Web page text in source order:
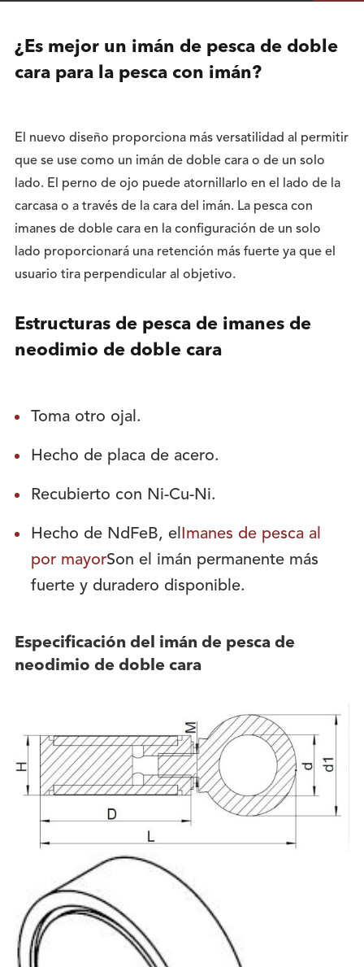
¿Es mejor un imán de pesca de doble
cara para la pesca con imán?
El nuevo diseño proporciona más versatilidad al permitir
que se use como un imán de doble cara o de un solo
lado. El perno de ojo puede atornillarlo en el lado de la
carcasa o a través de la cara del imán. La pesca con
imanes de doble cara en la configuración de un solo
lado proporcionará una retención más fuerte ya que el
usuario tira perpendicular al objetivo.
Estructuras de pesca de imanes de
neodimio de doble cara
Toma otro ojal.
Hecho de placa de acero.
Recubierto con Ni-Cu-Ni.
Hecho de NdFeB, el Imanes de pesca al
por mayorSon el imán permanente más
fuerte y duradero disponible.
Especificación del imán de pesca de
neodimio de doble cara